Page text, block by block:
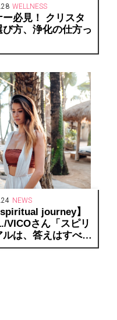
WELLNESS
ー必見！ クリスタ
び方、浄化の仕方っ
NEWS
spiritual journey】
VICOさん「スピリ
ルは、答えはすべて
内側にあることを教